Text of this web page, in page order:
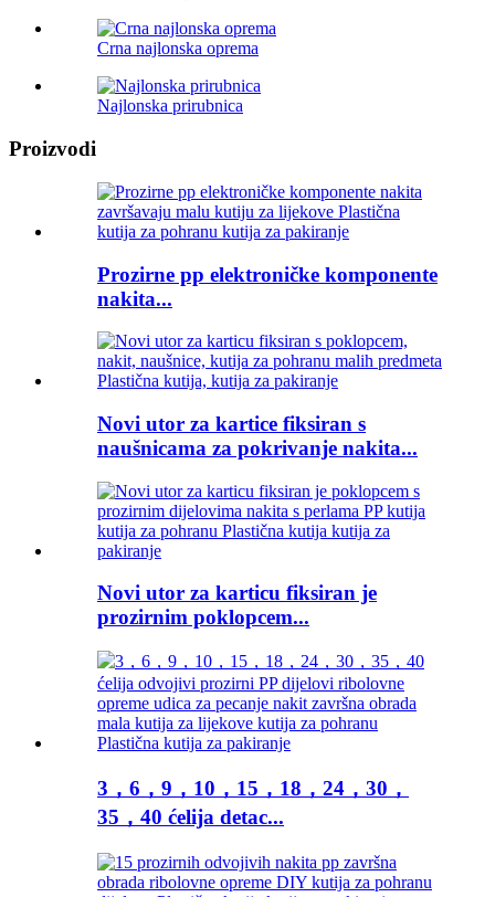
Crna najlonska oprema
Najlonska prirubnica
Proizvodi
Prozirne pp elektroničke komponente
nakita...
Novi utor za kartice fiksiran s
naušnicama za pokrivanje nakita...
Novi utor za karticu fiksiran je
prozirnim poklopcem...
3，6，9，10，15，18，24，30，
35，40 ćelija detac...